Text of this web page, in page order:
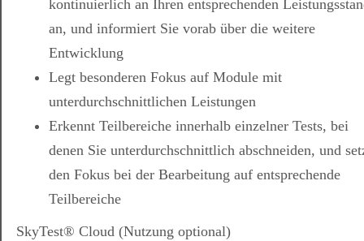
kontinuierlich an Ihren entsprechenden
an, und informiert Sie vorab über die weitere
Entwicklung
Legt besonderen Fokus auf Module mit
unterdurchschnittlichen Leistungen
Erkennt Teilbereiche innerhalb einzelner Tests, bei
denen Sie unterdurchschnittlich abschneiden, und
den Fokus bei der Bearbeitung auf entsprechende
Teilbereiche
SkyTest® Cloud (Nutzung optional)